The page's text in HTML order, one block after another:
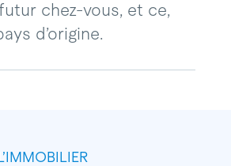
chez-vous, et ce,
d’origine.